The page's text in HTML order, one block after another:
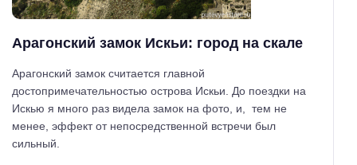
Арагонский замок Искьи: город на скале
Арагонский замок считается главной
достопримечательностью острова Искьи. До поездки на
Искью я много раз видела замок на фото, и, тем не
менее, эффект от непосредственной встречи был
сильный.